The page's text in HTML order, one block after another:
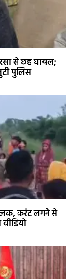
से छह घायल;
पुलिस
करंट लगने से